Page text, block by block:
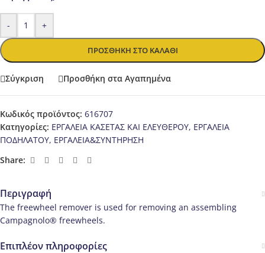
- +
ΠΡΟΣΘΉΚΗ ΣΤΟ ΚΑΛΆΘΙ
Σύγκριση Προσθήκη στα Αγαπημένα
Κωδικός προϊόντος: 616707
Κατηγορίες: ΕΡΓΑΛΕΙΑ ΚΑΣΕΤΑΣ ΚΑΙ ΕΛΕΥΘΕΡΟΥ, ΕΡΓΑΛΕΙΑ
ΠΟΔΗΛΑΤΟΥ, ΕΡΓΑΛΕΙΑ&ΣΥΝΤΗΡΗΣΗ
Share:
Περιγραφή
The freewheel remover is used for removing an assembling
Campagnolo® freewheels.
Επιπλέον πληροφορίες